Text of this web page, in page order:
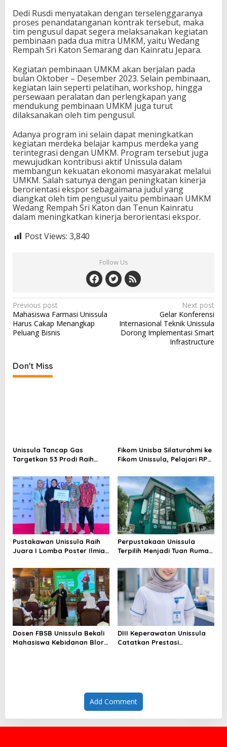
Dedi Rusdi menyatakan dengan terselenggaranya
proses penandatanganan kontrak tersebut, maka
tim pengusul dapat segera melaksanakan kegiatan
pembinaan pada dua mitra UMKM, yaitu Wedang
Rempah Sri Katon Semarang dan Kainratu Jepara.
Kegiatan pembinaan UMKM akan berjalan pada
bulan Oktober – Desember 2023. Selain pembinaan,
kegiatan lain seperti pelatihan, workshop, hingga
persewaan peralatan dan perlengkapan yang
mendukung pembinaan UMKM juga turut
dilaksanakan oleh tim pengusul.
Adanya program ini selain dapat meningkatkan
kegiatan merdeka belajar kampus merdeka yang
terintegrasi dengan UMKM. Program tersebut juga
mewujudkan kontribusi aktif Unissula dalam
membangun kekuatan ekonomi masyarakat melalui
UMKM. Salah satunya dengan peningkatan kinerja
berorientasi ekspor sebagaimana judul yang
diangkat oleh tim pengusul yaitu pembinaan UMKM
Wedang Rempah Sri Katon dan Tenun Kainratu
dalam meningkatkan kinerja berorientasi ekspor.
Post Views: 3,840
Follow Us
Post
navigation
Previous post
Mahasiswa Farmasi Unissula
Harus Cakap Menangkap
Peluang Bisnis
Next post
Gelar Konferensi
Internasional Teknik Unissula
Dorong Implementasi Smart
Infrastructure
Don't Miss
Unissula Tancap Gas
Targetkan 53 Prodi Raih
ACQUIN Lewat Jalur Fast
Track
Fikom Unisba Silaturahmi ke
Fikom Unissula, Pelajari RPL
Laboratorium Unggulan
Pustakawan Unissula Raih
Juara I Lomba Poster Ilmiah
Perpustakaan Unissula
Terpilih Menjadi Tuan Rumah
Dosen FBSB Unissula Bekali
Mahasiswa Kebidanan Blora
DIII Keperawatan Unissula
Catatkan Prestasi
Add Comment